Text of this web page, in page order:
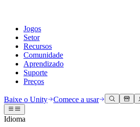
Jogos
Setor
Recursos
Comunidade
Aprendizado
Suporte
Preços
Engine do Unity
Crie jogos 2D e 3D para qualquer plataforma
Colaboração 3D
Construa e revise projetos 3D em tempo real
Documentação
Discussões
Unity Learn
Domine habilidades do Unity gratuitamente
Obter ajuda
Ajudando você a ter sucesso com Unity
Baixe o Unity Comece a usar
Idioma